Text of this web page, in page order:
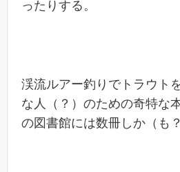
ったりする。
渓流ルアー釣りでトラウト
な人（？）のための奇特な
の図書館には数冊しか（も